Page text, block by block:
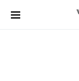
Search for: